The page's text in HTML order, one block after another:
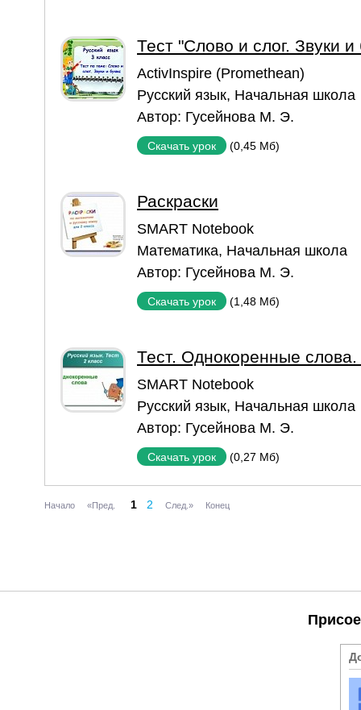
Тест "Слово и слог. Звуки
ActivInspire (Promethean)
Русский язык, Начальная школа
Автор: Гусейнова М. Э.
Скачать урок (0,45 Мб)
Раскраски
SMART Notebook
Математика, Начальная школа
Автор: Гусейнова М. Э.
Скачать урок (1,48 Мб)
Тест. Однокоренные слова.
SMART Notebook
Русский язык, Начальная школа
Автор: Гусейнова М. Э.
Скачать урок (0,27 Мб)
Начало «Пред. 1 2 След.» Конец